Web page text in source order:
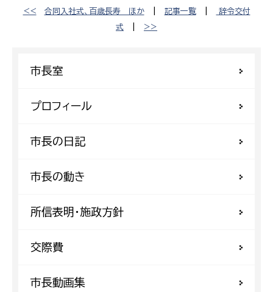
<< 合同入社式、百歳長寿 ほか| 記事一覧|
辞令交付
式
>>
市長室
プロフィール
市長の日記
市長の動き
所信表明・施政方針
交際費
市長動画集